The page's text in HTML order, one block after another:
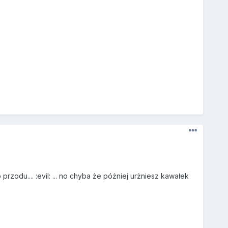
:evil: ... no chyba że później urżniesz kawałek